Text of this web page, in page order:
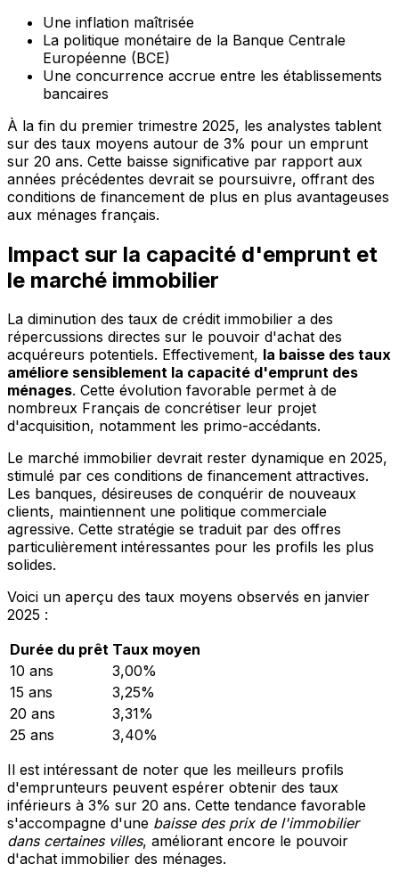
Une inflation maîtrisée
La politique monétaire de la Banque Centrale
Européenne (BCE)
Une concurrence accrue entre les établissements
bancaires
À la fin du premier trimestre 2025, les analystes tablent
sur des taux moyens autour de 3% pour un emprunt
sur 20 ans. Cette baisse significative par rapport aux
années précédentes devrait se poursuivre, offrant des
conditions de financement de plus en plus avantageuses
aux ménages français.
Impact sur la capacité d'emprunt et
le marché immobilier
La diminution des taux de crédit immobilier a des
répercussions directes sur le pouvoir d'achat des
acquéreurs potentiels. Effectivement, la baisse des taux
améliore sensiblement la capacité d'emprunt des
ménages. Cette évolution favorable permet à de
nombreux Français de concrétiser leur projet
d'acquisition, notamment les primo-accédants.
Le marché immobilier devrait rester dynamique en 2025,
stimulé par ces conditions de financement attractives.
Les banques, désireuses de conquérir de nouveaux
clients, maintiennent une politique commerciale
agressive. Cette stratégie se traduit par des offres
particulièrement intéressantes pour les profils les plus
solides.
Voici un aperçu des taux moyens observés en janvier
2025 :
Durée du prêt Taux moyen
10 ans
3,00%
15 ans
3,25%
20 ans
3,31%
25 ans
3,40%
Il est intéressant de noter que les meilleurs profils
d'emprunteurs peuvent espérer obtenir des taux
inférieurs à 3% sur 20 ans. Cette tendance favorable
s'accompagne d'une baisse des prix de l'immobilier
dans certaines villes, améliorant encore le pouvoir
d'achat immobilier des ménages.